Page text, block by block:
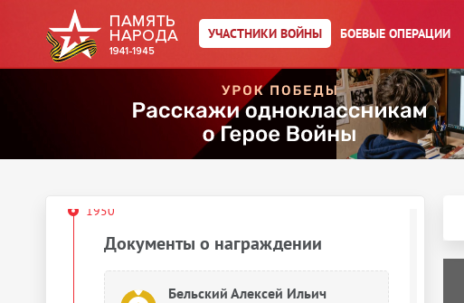
УЧАСТНИКИ ВОЙНЫ БОЕВЫЕ ОПЕРАЦИИ
Бельский Алексей Ильич
Герой Советского Союза (Орден
Бельский Алексей Ильич
Медаль «За взятие Берлина»
1950
Документы о награждении
Бельский Алексей Ильич